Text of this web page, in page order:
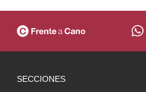
SECCIONES